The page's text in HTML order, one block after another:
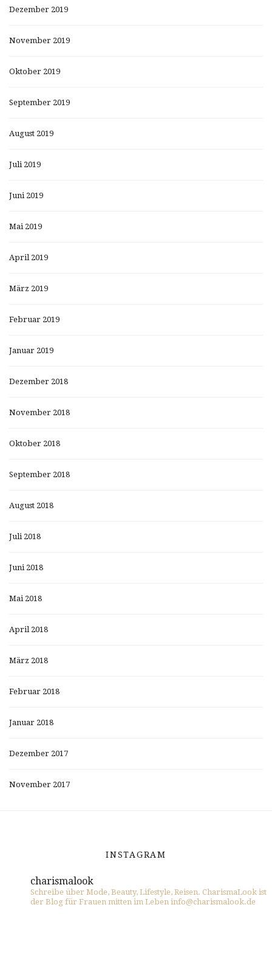
Dezember 2019
November 2019
Oktober 2019
September 2019
August 2019
Juli 2019
Juni 2019
Mai 2019
April 2019
März 2019
Februar 2019
Januar 2019
Dezember 2018
November 2018
Oktober 2018
September 2018
August 2018
Juli 2018
Juni 2018
Mai 2018
April 2018
März 2018
Februar 2018
Januar 2018
Dezember 2017
November 2017
INSTAGRAM
charismalook
Schreibe über Mode, Beauty, Lifestyle, Reisen. CharismaLook ist
der Blog für Frauen mitten im Leben info@charismalook.de